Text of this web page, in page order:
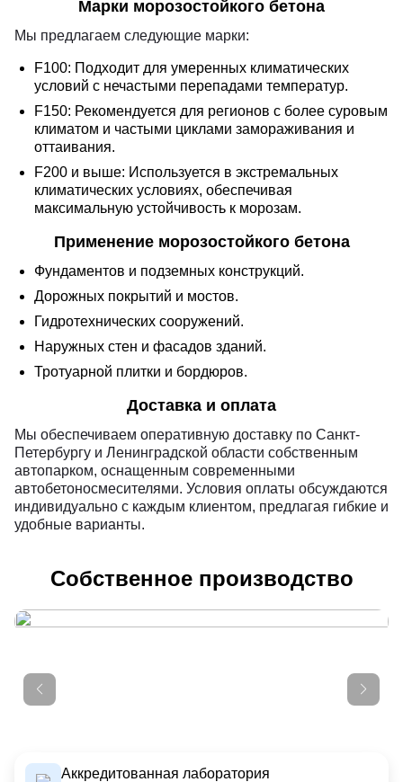
Марки морозостойкого бетона
Мы предлагаем следующие марки:
F100: Подходит для умеренных климатических
условий с нечастыми перепадами температур.
F150: Рекомендуется для регионов с более суровым
климатом и частыми циклами замораживания и
оттаивания.
F200 и выше: Используется в экстремальных
климатических условиях, обеспечивая
максимальную устойчивость к морозам.
Применение морозостойкого бетона
Фундаментов и подземных конструкций.
Дорожных покрытий и мостов.
Гидротехнических сооружений.
Наружных стен и фасадов зданий.
Тротуарной плитки и бордюров.
Доставка и оплата
Мы обеспечиваем оперативную доставку по Санкт-
Петербургу и Ленинградской области собственным
автопарком, оснащенным современными
автобетоносмесителями. Условия оплаты обсуждаются
индивидуально с каждым клиентом, предлагая гибкие и
удобные варианты.
Собственное производство
Аккредитованная лаборатория